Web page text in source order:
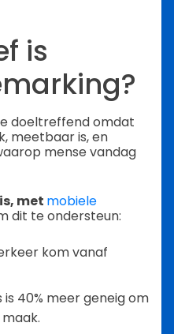
is
doeltreffend omdat
meetbaar is, en
mense vandag
met mobiele
dit te ondersteun:
kom vanaf
40% meer geneig om